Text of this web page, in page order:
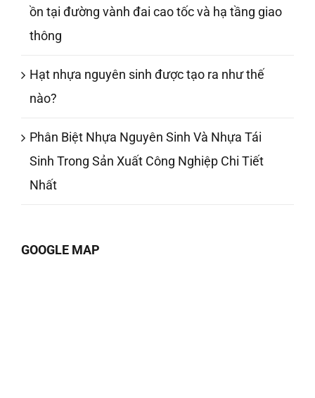
ồn tại đường vành đai cao tốc và hạ tầng giao
thông
Hạt nhựa nguyên sinh được tạo ra như thế
nào?
Phân Biệt Nhựa Nguyên Sinh Và Nhựa Tái
Sinh Trong Sản Xuất Công Nghiệp Chi Tiết
Nhất
GOOGLE MAP